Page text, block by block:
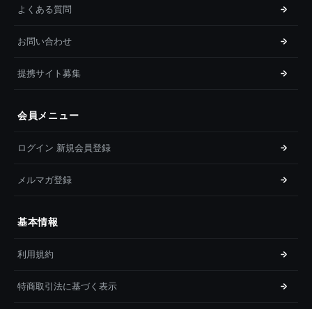
よくある質問
お問い合わせ
提携サイト募集
会員メニュー
ログイン 新規会員登録
メルマガ登録
基本情報
利用規約
特商取引法に基づく表示